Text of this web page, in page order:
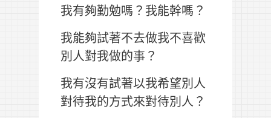
我有夠勤勉嗎？我能幹嗎？
我能夠試著不去做我不喜歡
別人對我做的事？
我有沒有試著以我希望別人
對待我的方式來對待別人？